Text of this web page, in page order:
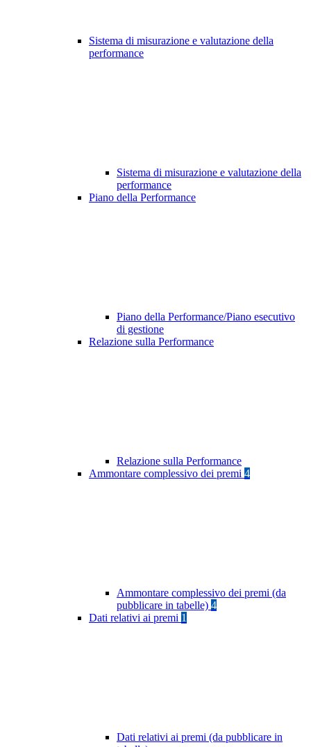
Sistema di misurazione e valutazione della
performance
Sistema di misurazione e valutazione della
performance
Piano della Performance
Piano della Performance/Piano esecutivo
di gestione
Relazione sulla Performance
Relazione sulla Performance
Ammontare complessivo dei premi 4
Ammontare complessivo dei premi (da
pubblicare in tabelle) 4
Dati relativi ai premi 1
Dati relativi ai premi (da pubblicare in